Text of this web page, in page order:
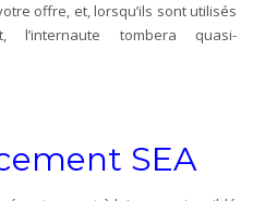
offre, et, lorsqu’ils sont utilisés
tombera quasi-
SEA